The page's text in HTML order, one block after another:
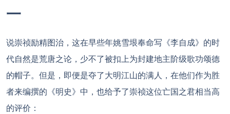
一
说崇祯励精图治，这在早些年姚雪垠奉命写《李自成》的时
代自然是荒唐之论，少不了被扣上为封建地主阶级歌功颂德
的帽子。但是，即便是夺了大明江山的满人，在他们作为胜
者来编撰的《明史》中，也给予了崇祯这位亡国之君相当高
的评价：